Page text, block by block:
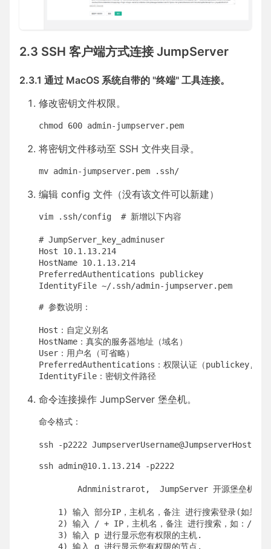
2.3 SSH 客户端方式连接 JumpServer
2.3.1 通过 MacOS 系统自带的 "终端" 工具连接。
修改密钥文件权限。
chmod 600 admin-jumpserver.pem
将密钥文件移动至 SSH 文件夹目录。
mv admin-jumpserver.pem .ssh/
编辑 config 文件（没有该文件可以新建）
vim .ssh/config  # 新增以下内容
# JumpServer_key_adminuser
Host 10.1.13.214
HostName 10.1.13.214
PreferredAuthentications publickey
IdentityFile ~/.ssh/admin-jumpserver.pem
# 参数说明：
Host：自定义别名
HostName：真实的服务器地址（域名）
User：用户名（可省略）
PreferredAuthentications：权限认证（
IdentityFile：密钥文件路径
命令连接操作 JumpServer 堡垒机。
命令格式：
ssh -p2222 JumpserverUsername@JumpserverHostIP
ssh admin@10.1.13.214 -p2222